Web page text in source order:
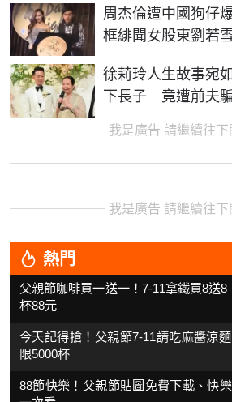
周杰倫遭中國狗仔
框緋聞女股東劉若
徐莉玲人生故事宛
下長子 竟遭前夫
我是廣告 請繼續往下
我是廣告 請繼續往下
熱門
父親節咖啡買一送一！7-11拿鐵買8送
杯88元
今天記得搶！父親節7-11請吃麻醬涼
限5000杯
88節快樂！父親節貼圖免費下載、快